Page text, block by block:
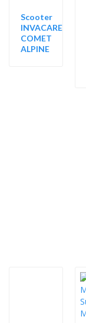
Scooter
INVACARE
COMET
ALPINE